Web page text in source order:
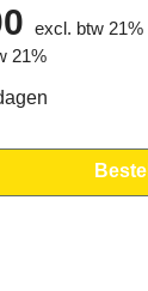
excl. btw 21%
21%
Bestel